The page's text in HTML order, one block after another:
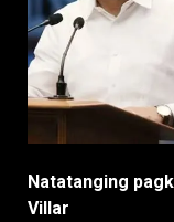
Natatanging
Villar